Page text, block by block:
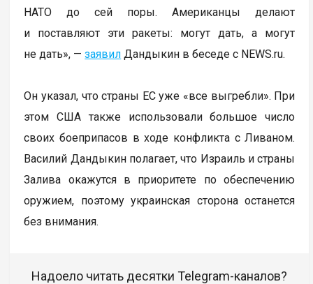
НАТО до сей поры. Американцы делают
и поставляют эти ракеты: могут дать, а могут
не дать», —заявил Дандыкин в беседе с NEWS.ru.
Он указал, что страны ЕС уже «все выгребли». При
этом США также использовали большое число
своих боеприпасов в ходе конфликта с Ливаном.
Василий Дандыкин полагает, что Израиль и страны
Залива окажутся в приоритете по обеспечению
оружием, поэтому украинская сторона останется
без внимания.
Надоело читать десятки Telegram-каналов?